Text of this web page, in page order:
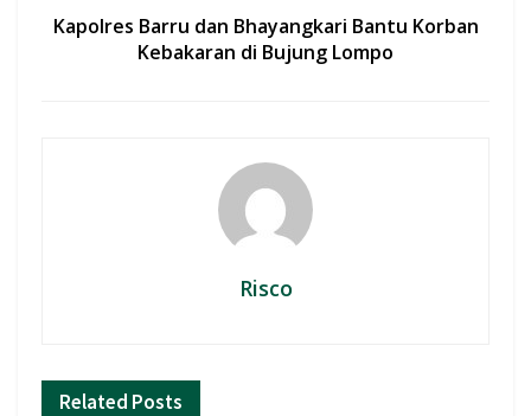
Kapolres Barru dan Bhayangkari Bantu Korban
Kebakaran di Bujung Lompo
Risco
Related Posts